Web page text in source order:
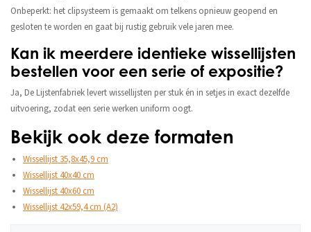
Onbeperkt: het clipsysteem is gemaakt om telkens opnieuw geopend en
gesloten te worden en gaat bij rustig gebruik vele jaren mee.
Kan ik meerdere identieke wissellijsten
bestellen voor een serie of expositie?
Ja, De Lijstenfabriek levert wissellijsten per stuk én in setjes in exact dezelfde
uitvoering, zodat een serie werken uniform oogt.
Bekijk ook deze formaten
Wissellijst 35,8x45,9 cm
Wissellijst 40x40 cm
Wissellijst 40x60 cm
Wissellijst 42x59,4 cm (A2)